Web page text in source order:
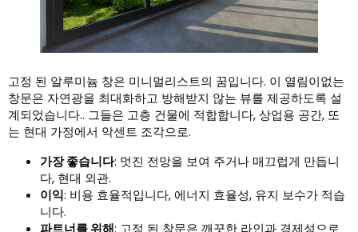
고정 된 알루미늄 창은 미니멀리스트의 꿈입니다. 이 열림이없는
창문은 자연광을 최대화하고 방해받지 않는 뷰를 제공하도록 설
계되었습니다.. 그들은 고층 건물에 적합합니다, 상업용 공간, 또
는 현대 가정에서 악센트 조각으로.
가장 좋습니다: 멋진 전망을 보여 주거나 매끄럽게 만듭니
다, 현대 외관.
이익: 비용 효율적입니다, 에너지 효율성, 유지 보수가 적습
니다.
파트너를 위해: 고정 된 창문은 깨끗한 라인과 경제성으로